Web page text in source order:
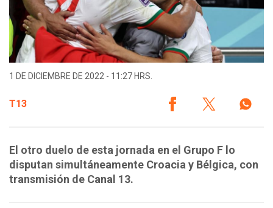
1 DE DICIEMBRE DE 2022 - 11:27 HRS.
T13
El otro duelo de esta jornada en el Grupo F lo
disputan simultáneamente Croacia y Bélgica, con
transmisión de Canal 13.